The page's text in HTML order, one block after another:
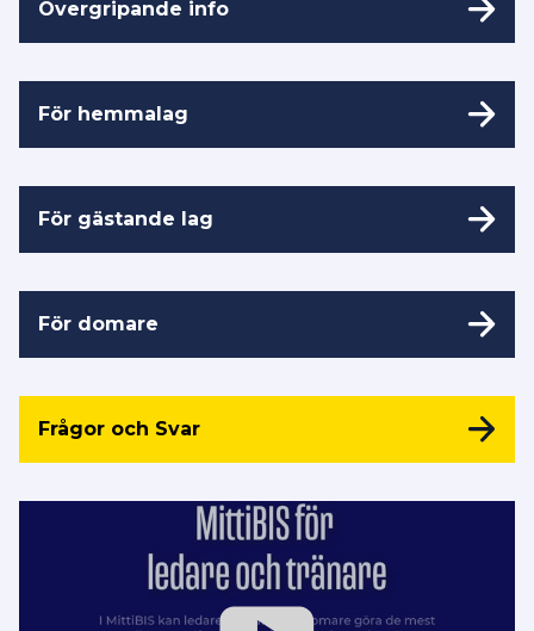
Övergripande info
För hemmalag
För gästande lag
För domare
Frågor och Svar